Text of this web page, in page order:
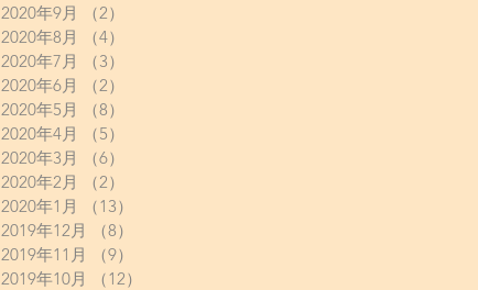
2020年9月
（2）
2020年8月
（4）
2020年7月
（3）
2020年6月
（2）
2020年5月
（8）
2020年4月
（5）
2020年3月
（6）
2020年2月
（2）
2020年1月
（13）
2019年12月
（8）
2019年11月
（9）
2019年10月
（12）